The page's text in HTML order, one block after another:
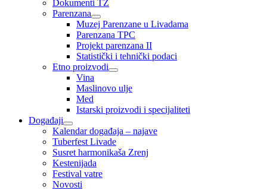
Dokumenti TZ
Parenzana
Muzej Parenzane u Livadama
Parenzana TPC
Projekt parenzana II
Statistički i tehnički podaci
Etno proizvodi
Vina
Maslinovo ulje
Med
Istarski proizvodi i specijaliteti
Događaji
Kalendar događaja – najave
Tuberfest Livade
Susret harmonikaša Zrenj
Kestenijada
Festival vatre
Novosti